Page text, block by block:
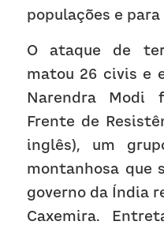
populações e
O ataque de
matou 26 civis e
Narendra Modi
Frente de
inglês), um
montanhosa que
governo da Índia
Caxemira.